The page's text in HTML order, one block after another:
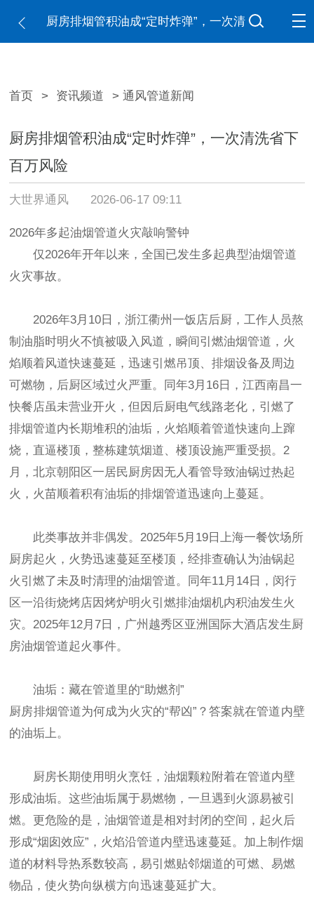
厨房排烟管积油成“定时炸弹”，一次清
首页 > 资讯频道 > 通风管道新闻
厨房排烟管积油成“定时炸弹”，一次清洗省下
百万风险
大世界通风 2026-06-17 09:11
2026年多起油烟管道火灾敲响警钟
仅2026年开年以来，全国已发生多起典型油烟管道
火灾事故。
2026年3月10日，浙江衢州一饭店后厨，工作人员熬
制油脂时明火不慎被吸入风道，瞬间引燃油烟管道，火
焰顺着风道快速蔓延，迅速引燃吊顶、排烟设备及周边
可燃物，后厨区域过火严重。同年3月16日，江西南昌一
快餐店虽未营业开火，但因后厨电气线路老化，引燃了
排烟管道内长期堆积的油垢，火焰顺着管道快速向上蹿
烧，直逼楼顶，整栋建筑烟道、楼顶设施严重受损。2
月，北京朝阳区一居民厨房因无人看管导致油锅过热起
火，火苗顺着积有油垢的排烟管道迅速向上蔓延。
此类事故并非偶发。2025年5月19日上海一餐饮场所
厨房起火，火势迅速蔓延至楼顶，经排查确认为油锅起
火引燃了未及时清理的油烟管道。同年11月14日，闵行
区一沿街烧烤店因烤炉明火引燃排油烟机内积油发生火
灾。2025年12月7日，广州越秀区亚洲国际大酒店发生厨
房油烟管道起火事件。
油垢：藏在管道里的“助燃剂”
厨房排烟管道为何成为火灾的“帮凶”？答案就在管道内壁
的油垢上。
厨房长期使用明火烹饪，油烟颗粒附着在管道内壁
形成油垢。这些油垢属于易燃物，一旦遇到火源易被引
燃。更危险的是，油烟管道是相对封闭的空间，起火后
形成“烟囱效应”，火焰沿管道内壁迅速蔓延。加上制作烟
道的材料导热系数较高，易引燃贴邻烟道的可燃、易燃
物品，使火势向纵横方向迅速蔓延扩大。